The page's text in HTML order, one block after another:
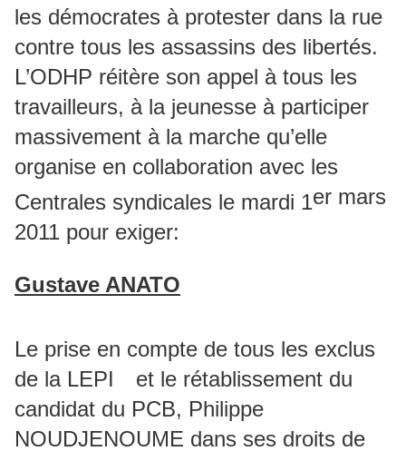
les démocrates à protester dans la rue
contre tous les assassins des libertés.
L’ODHP réitère son appel à tous les
travailleurs, à la jeunesse à participer
massivement à la marche qu’elle
organise en collaboration avec les
Centrales syndicales le mardi 1er mars
2011 pour exiger:
Gustave ANATO
Le prise en compte de tous les exclus
de la LEPI et le rétablissement du
candidat du PCB, Philippe
NOUDJENOUME dans ses droits de